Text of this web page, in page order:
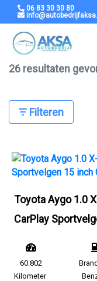
06 83 30 30 80
26 resultaten
Filteren
Toyota Aygo 1.0
CarPlay
60.802
Kilometer